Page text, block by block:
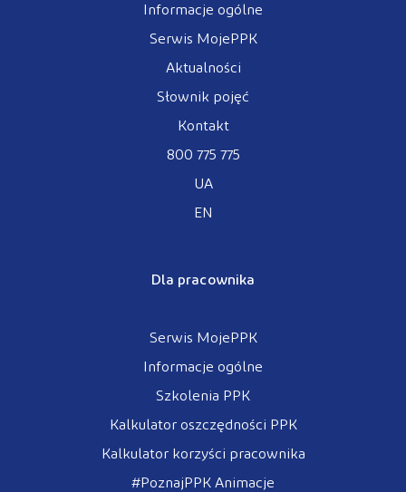
Informacje ogólne
Serwis MojePPK
Aktualności
Słownik pojęć
Kontakt
800 775 775
UA
EN
Dla pracownika
Serwis MojePPK
Informacje ogólne
Szkolenia PPK
Kalkulator oszczędności PPK
Kalkulator korzyści pracownika
#PoznajPPK Animacje